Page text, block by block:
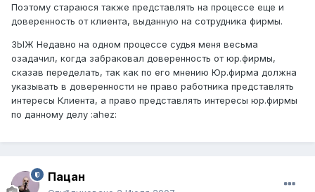
Поэтому стараюся также представлять на процессе еще и
доверенность от клиента, выданную на сотрудника фирмы.
ЗЫЖ Недавно на одном процессе судья меня весьма
озадачил, когда забраковал доверенность от юр.фирмы,
сказав переделать, так как по его мнению Юр.фирма должна
указывать в доверенности не право работника представлять
интересы Клиента, а право представлять интересы юр.фирмы
по данному делу :ahez:
Пацан